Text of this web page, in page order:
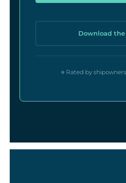
Download
⭐ Rated by